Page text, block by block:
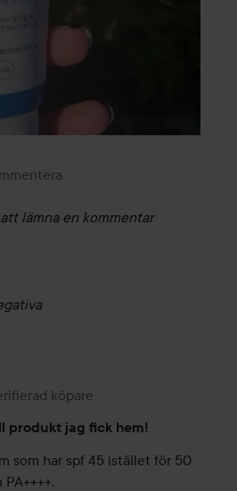
lämna en kommentar
1 år
köpare
produkt jag fick hem!
som har spf 45 istället för 50